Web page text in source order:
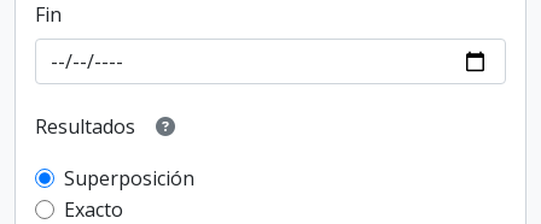
Fin
Resultados
Superposición
Exacto